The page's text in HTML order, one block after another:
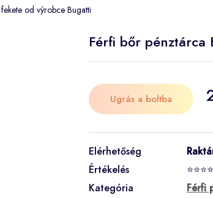
od výrobce Bugatti
Férfi bőr pénztárca
Ugrás a boltba
Elérhetőség
Értékelés
Kategória
Férfi